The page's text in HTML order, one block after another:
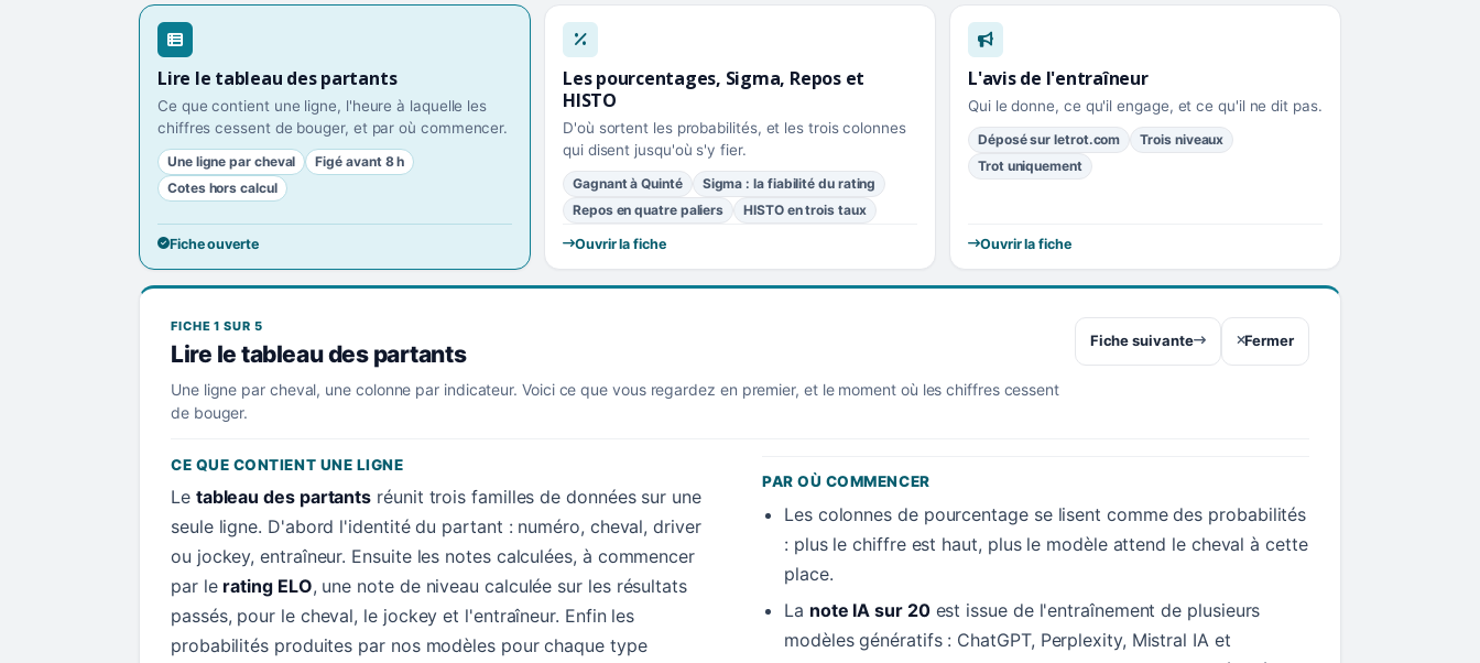
Lire le tableau des partants
Ce que contient une ligne, l'heure à laquelle les
chiffres cessent de bouger, et par où commencer.
Une ligne par cheval
Figé avant 8 h
Cotes hors calcul
Fiche ouverte
Les pourcentages, Sigma, Repos et
HISTO
D'où sortent les probabilités, et les trois colonnes
qui disent jusqu'où s'y fier.
Gagnant à Quinté
Sigma : la fiabilité du rating
Repos en quatre paliers
HISTO en trois taux
Ouvrir la fiche
L'avis de l'entraîneur
Qui le donne, ce qu'il engage, et ce qu'il ne dit pas.
Déposé sur letrot.com
Trois niveaux
Trot uniquement
Ouvrir la fiche
FICHE 1 SUR 5
Lire le tableau des partants
Une ligne par cheval, une colonne par indicateur. Voici ce que vous regardez en premier, et le moment où les chiffres cessent
de bouger.
Fiche suivante Fermer
CE QUE CONTIENT UNE LIGNE
Le tableau des partants réunit trois familles de données sur une
seule ligne. D'abord l'identité du partant : numéro, cheval, driver
ou jockey, entraîneur. Ensuite les notes calculées, à commencer
par le rating ELO, une note de niveau calculée sur les résultats
passés, pour le cheval, le jockey et l'entraîneur. Enfin les
probabilités produites par nos modèles pour chaque type
PAR OÙ COMMENCER
Les colonnes de pourcentage se lisent comme des probabilités
: plus le chiffre est haut, plus le modèle attend le cheval à cette
place.
La note IA sur 20est issue de l'entraînement de plusieurs
modèles génératifs : ChatGPT, Perplexity, Mistral IA et